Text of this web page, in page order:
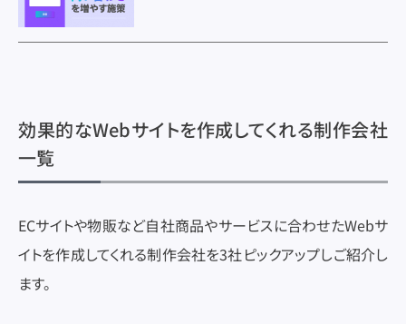
効果的なWebサイトを作成してくれる制作会社
一覧
ECサイトや物販など自社商品やサービスに合わせたWebサ
イトを作成してくれる制作会社を3社ピックアップしご紹介し
ます。